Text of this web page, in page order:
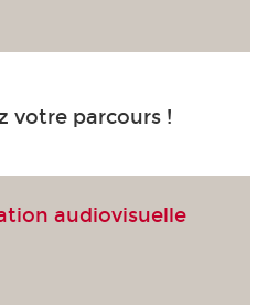
parcours !
audiovisuelle